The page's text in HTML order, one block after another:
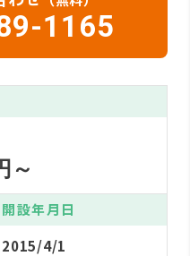
1165
～
開設年月日
2015/4/1